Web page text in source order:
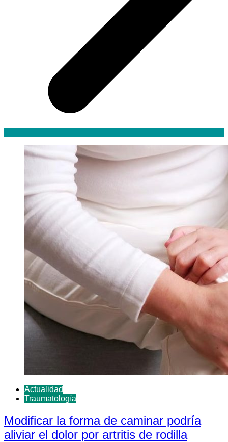
Actualidad
Traumatología
Modificar la forma de caminar podría
aliviar el dolor por artritis de rodilla